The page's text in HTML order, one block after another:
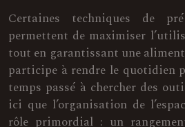
Certaines techniques de
permettent de maximiser
tout en garantissant une
participe à rendre le quotidien
temps passé à chercher des
ici que l’organisation de
rôle primordial : un